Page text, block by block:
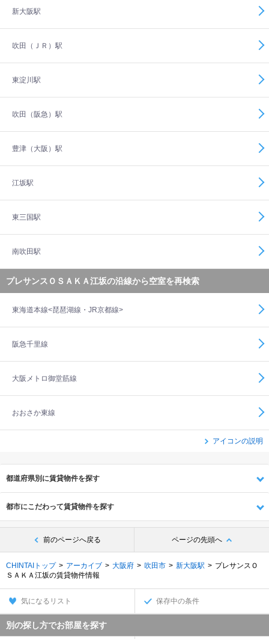
新大阪駅
吹田（ＪＲ）駅
東淀川駅
吹田（阪急）駅
豊津（大阪）駅
江坂駅
東三国駅
南吹田駅
プレサンスＯＳＡＫＡ江坂の沿線から空室を再検索
東海道本線<琵琶湖線・JR京都線>
阪急千里線
大阪メトロ御堂筋線
おおさか東線
アイコンの説明
都道府県別に賃貸物件を探す
都市にこだわって賃貸物件を探す
前のページへ戻る ページの先頭へ
CHINTAIトップ アーカイブ 大阪府 吹田市 新大阪駅
プレサンスＯ
ＳＡＫＡ江坂の賃貸物件情報
気になるリスト 保存中の条件
別の探し方でお部屋を探す